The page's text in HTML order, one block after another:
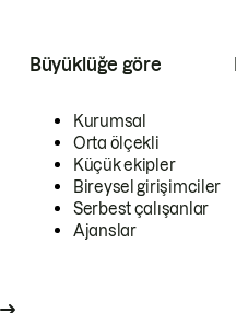
Büyüklüğe göre
Kurumsal
Orta ölçekli
Küçük ekipler
Bireysel girişimciler
Serbest çalışanlar
Ajanslar